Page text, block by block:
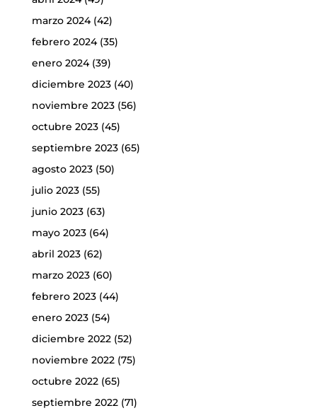
marzo 2024(42)
febrero 2024(35)
enero 2024(39)
diciembre 2023(40)
noviembre 2023(56)
octubre 2023(45)
septiembre 2023(65)
agosto 2023(50)
julio 2023(55)
junio 2023(63)
mayo 2023(64)
abril 2023(62)
marzo 2023(60)
febrero 2023(44)
enero 2023(54)
diciembre 2022(52)
noviembre 2022(75)
octubre 2022(65)
septiembre 2022(71)